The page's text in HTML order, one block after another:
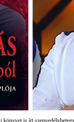
is írt